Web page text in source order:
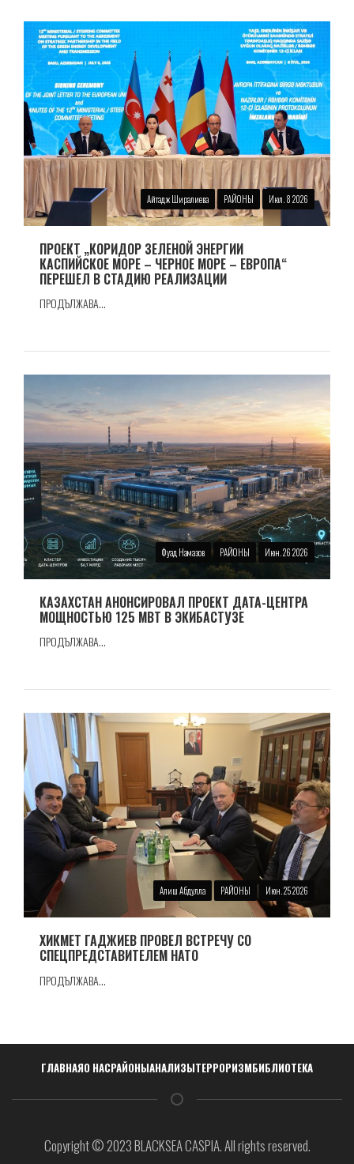
Айтадж Ширалиева РАЙОНЫ Июл. 8 2026
ПРОЕКТ „КОРИДОР ЗЕЛЕНОЙ ЭНЕРГИИ
КАСПИЙСКОЕ МОРЕ – ЧЕРНОЕ МОРЕ – ЕВРОПА“
ПЕРЕШЕЛ В СТАДИЮ РЕАЛИЗАЦИИ
ПРОДЪЛЖАВА...
Фуад Намазов РАЙОНЫ Июн. 26 2026
КАЗАХСТАН АНОНСИРОВАЛ ПРОЕКТ ДАТА-ЦЕНТРА
МОЩНОСТЬЮ 125 МВТ В ЭКИБАСТУЗЕ
ПРОДЪЛЖАВА...
Алиш Абдулла РАЙОНЫ Июн. 25 2026
ХИКМЕТ ГАДЖИЕВ ПРОВЕЛ ВСТРЕЧУ СО
СПЕЦПРЕДСТАВИТЕЛЕМ НАТО
ПРОДЪЛЖАВА...
Навигация
ГЛАВНАЯО НАСРАЙОНЫАНАЛИЗЫТЕРРОРИЗМБИБЛИОТЕКА
Copyright © 2023 BLACKSEA CASPIA. All rights reserved.